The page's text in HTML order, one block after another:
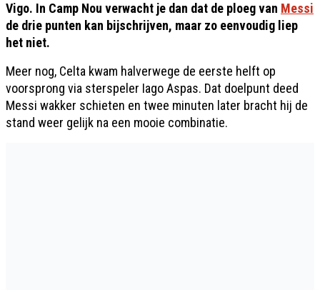
Vigo. In Camp Nou verwacht je dan dat de ploeg van Messi
de drie punten kan bijschrijven, maar zo eenvoudig liep
het niet.
Meer nog, Celta kwam halverwege de eerste helft op
voorsprong via sterspeler Iago Aspas. Dat doelpunt deed
Messi wakker schieten en twee minuten later bracht hij de
stand weer gelijk na een mooie combinatie.